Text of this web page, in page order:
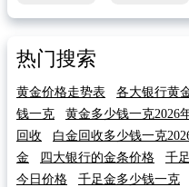
热门搜索
黄金价格走势表
各大银行黄
钱一克
黄金多少钱一克2026
回收
白金回收多少钱一克
金
四大银行的金条价格 千
今日价格
千足金多少钱一克